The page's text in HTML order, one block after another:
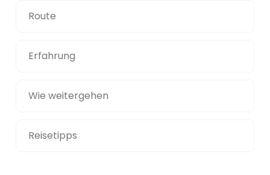
Route
Erfahrung
Wie weitergehen
Reisetipps